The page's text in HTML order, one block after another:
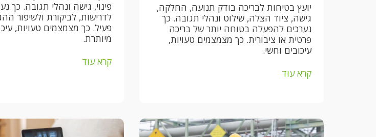
יועץ בטיחות לבריכה בודק תנועה, החלקה,
גישה, ציוד הצלה, שילוט ונהלי תגובה. כך
נערכים להפעלה בטוחה יותר של בריכה
פרטית או ציבורית. כך מצמצמים טעויות,
עיכובים וחשי.
קרא עוד
פינוי, גישה ונהלי תגובה. כך
לדרישות, לביקורת ולשיפור
פעיל. כך מצמצמים טעויות,
מיותרת.
קרא עוד